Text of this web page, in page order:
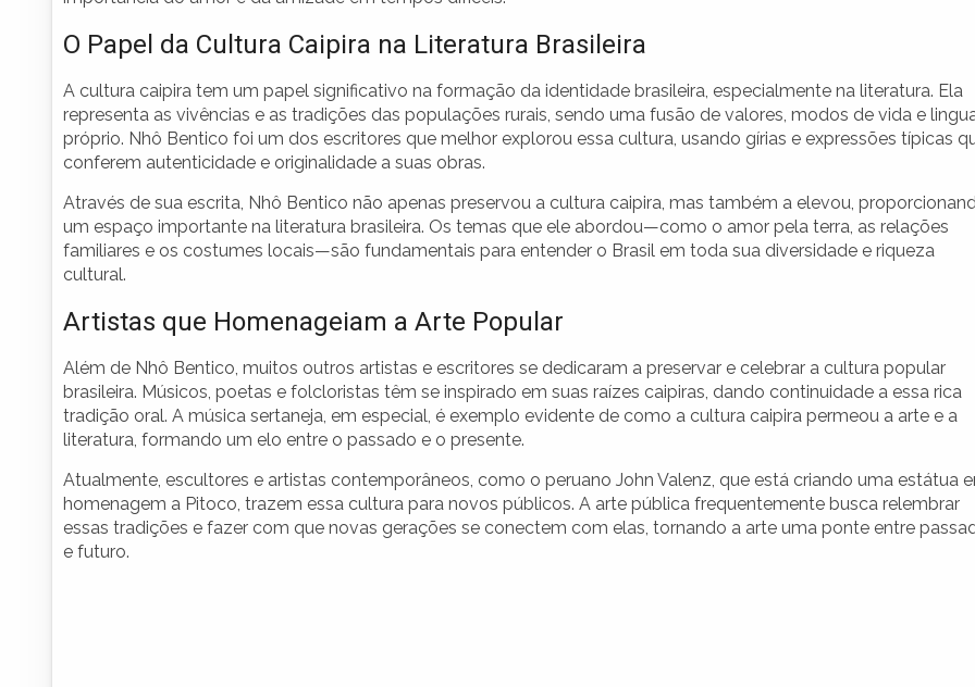
O Papel da Cultura Caipira na Literatura Brasileira
A cultura caipira tem um papel significativo na formação da identidade brasileira, especialmente na literatura. Ela
representa as vivências e as tradições das populações rurais, sendo uma fusão de valores, modos de vida e
próprio. Nhô Bentico foi um dos escritores que melhor explorou essa cultura, usando gírias e expressões típicas
conferem autenticidade e originalidade a suas obras.
Através de sua escrita, Nhô Bentico não apenas preservou a cultura caipira, mas também a elevou,
um espaço importante na literatura brasileira. Os temas que ele abordou—como o amor pela terra, as relações
familiares e os costumes locais—são fundamentais para entender o Brasil em toda sua diversidade e riqueza
cultural.
Artistas que Homenageiam a Arte Popular
Além de Nhô Bentico, muitos outros artistas e escritores se dedicaram a preservar e celebrar a cultura popular
brasileira. Músicos, poetas e folcloristas têm se inspirado em suas raízes caipiras, dando continuidade a essa rica
tradição oral. A música sertaneja, em especial, é exemplo evidente de como a cultura caipira permeou a arte e a
literatura, formando um elo entre o passado e o presente.
Atualmente, escultores e artistas contemporâneos, como o peruano John Valenz, que está criando uma estátua
homenagem a Pitoco, trazem essa cultura para novos públicos. A arte pública frequentemente busca relembrar
essas tradições e fazer com que novas gerações se conectem com elas, tornando a arte uma ponte entre
e futuro.